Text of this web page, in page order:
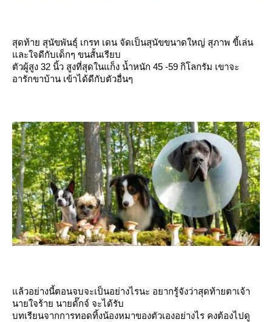
สุดท้าย สุนัขพันธุ์ เกรท เดน จัดเป็นสุนัขขนาดใหญ่ สุภาพ ขี้เล่น
ละใจดีกับเด็กๆ ขนสั้นเรียบ
ตัวผู้สูง 32 นิ้ว สูงที่สุดในแก็ง น้ำหนัก 45 -59 กิโลกรัม เขาจะ
อารักขาบ้าน เข้าได้ดีกับตัวอื่นๆ
ล้วอย่างนี้ตอนจบจะเป็นอย่างไรนะ อยากรู้จังว่าสุดท้ายตาเจ้า
นายใจร้าย นายดั๊กจ์ จะได้รับ
บทเรียนจากการทอดทิ้งน้องหมาของตัวเองอย่างไร คงต้องไปดู